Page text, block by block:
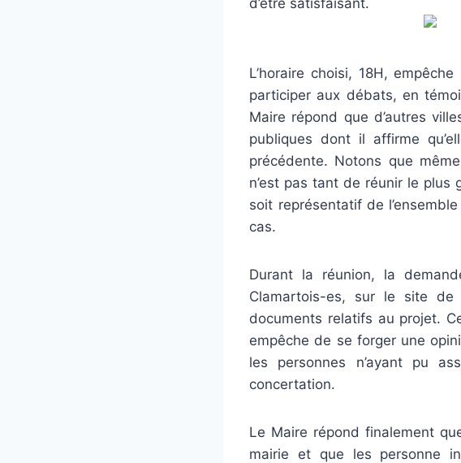
L’horaire choisi, 18H,
participer aux débats, en
Maire répond que d’autres
publiques dont il affirme
précédente. Notons que
n’est pas tant de réunir le
soit représentatif de
cas.
Durant la réunion, la
Clamartois-es, sur le site
documents relatifs au projet.
empêche de se forger une
les personnes n’ayant pu
concertation.
Le Maire répond finalement
mairie et que les personne